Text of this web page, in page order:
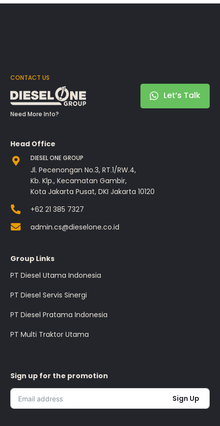
CONTACT US
Need More Info?
Let’s Talk
Head Office
DIESEL ONE GROUP
Jl. Pecenongan No.3, RT.1/RW.4,
Kb. Klp., Kecamatan Gambir,
Kota Jakarta Pusat, DKI Jakarta 10120
+62 21 385 7327
admin.cs@dieselone.co.id
Group Links
PT Diesel Utama Indonesia
PT Diesel Servis Sinergi
PT Diesel Pratama Indonesia
PT Multi Traktor Utama
Sign up for the promotion
Sign Up